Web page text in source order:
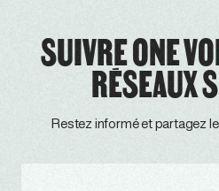
SUIVRE ONE
RÉSEAUX
Restez informé et partagez